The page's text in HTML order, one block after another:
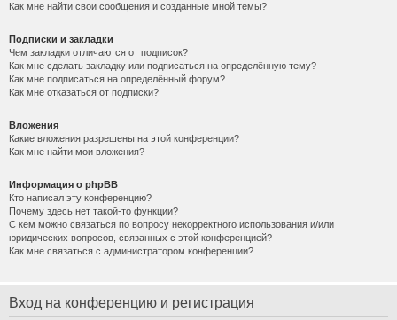
Как мне найти свои сообщения и созданные мной темы?
Подписки и закладки
Чем закладки отличаются от подписок?
Как мне сделать закладку или подписаться на определённую тему?
Как мне подписаться на определённый форум?
Как мне отказаться от подписки?
Вложения
Какие вложения разрешены на этой конференции?
Как мне найти мои вложения?
Информация о phpBB
Кто написал эту конференцию?
Почему здесь нет такой-то функции?
С кем можно связаться по вопросу некорректного использования и/или
юридических вопросов, связанных с этой конференцией?
Как мне связаться с администратором конференции?
Вход на конференцию и регистрация